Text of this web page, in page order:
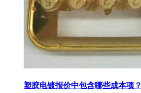
塑胶电镀报价中包含哪些成本项？